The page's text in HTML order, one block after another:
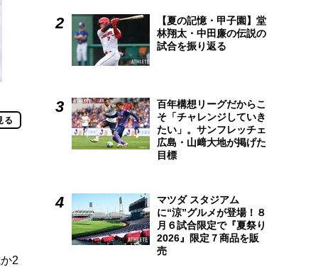
る
2
【夏の記憶・甲子園】堂
林翔太・中田廉の伝説の
試合を振り返る
百年構想リーグだからこ
そ「チャレンジしていき
たい」。サンフレッチェ
広島・山﨑大地が掲げた
目標
マツダ スタジアム
に“涼”グルメが登場！８
月６試合限定で『夏祭り
2026』限定７商品を販
売